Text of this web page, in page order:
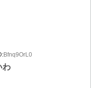
Bfnq9OrL0
わ